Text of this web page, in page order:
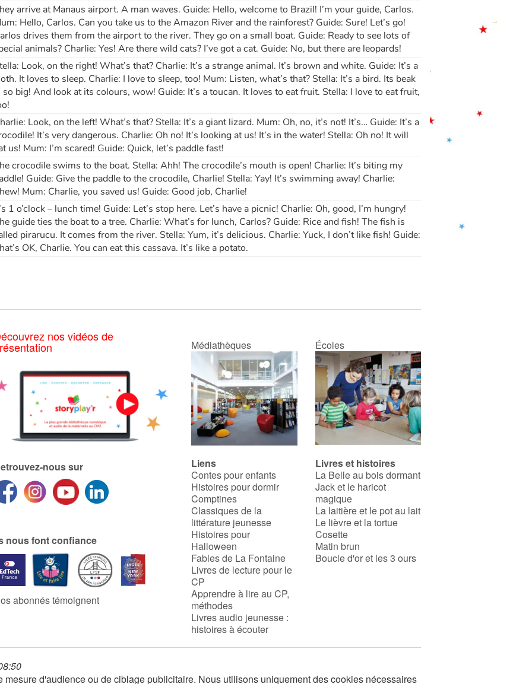
arrive at Manaus airport. A man waves. Guide: Hello, welcome to Brazil! I’m your guide, Carlos.
Hello, Carlos. Can you take us to the Amazon River and the rainforest? Guide: Sure! Let’s go!
drives them from the airport to the river. They go on a small boat. Guide: Ready to see lots of
animals? Charlie: Yes! Are there wild cats? I’ve got a cat. Guide: No, but there are leopards!
Look, on the right! What’s that? Charlie: It’s a strange animal. It’s brown and white. Guide: It’s a
It loves to sleep. Charlie: I love to sleep, too! Mum: Listen, what’s that? Stella: It’s a bird. Its beak
so big! And look at its colours, wow! Guide: It’s a toucan. It loves to eat fruit. Stella: I love to eat fruit,
Look, on the left! What’s that? Stella: It’s a giant lizard. Mum: Oh, no, it’s not! It’s… Guide: It’s a
It’s very dangerous. Charlie: Oh no! It’s looking at us! It’s in the water! Stella: Oh no! It will
us! Mum: I’m scared! Guide: Quick, let’s paddle fast!
crocodile swims to the boat. Stella: Ahh! The crocodile’s mouth is open! Charlie: It’s biting my
Guide: Give the paddle to the crocodile, Charlie! Stella: Yay! It’s swimming away! Charlie:
Mum: Charlie, you saved us! Guide: Good job, Charlie!
1 o’clock – lunch time! Guide: Let’s stop here. Let’s have a picnic! Charlie: Oh, good, I’m hungry!
guide ties the boat to a tree. Charlie: What’s for lunch, Carlos? Guide: Rice and fish! The fish is
pirarucu. It comes from the river. Stella: Yum, it’s delicious. Charlie: Yuck, I don’t like fish! Guide:
OK, Charlie. You can eat this cassava. It’s like a potato.
nos vidéos de
nous sur
nous font confiance
abonnés témoignent
Médiathèques Écoles
Liens
Contes pour enfants
Histoires pour dormir
Comptines
Classiques de la
littérature jeunesse
Histoires pour
Halloween
Fables de La Fontaine
Livres de lecture pour le
CP
Apprendre à lire au CP,
méthodes
Livres audio jeunesse :
histoires à écouter
Livres et histoires
La Belle au bois dormant
Jack et le haricot
magique
La laitière et le pot au lait
Le lièvre et la tortue
Cosette
Matin brun
Boucle d'or et les 3 ours
d'audience ou de ciblage publicitaire. Nous utilisons uniquement des cookies nécessaires